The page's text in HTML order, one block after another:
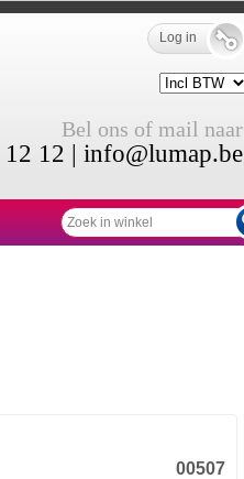
Log in
Bel ons of mail naar
12 | info@lumap.be
00507